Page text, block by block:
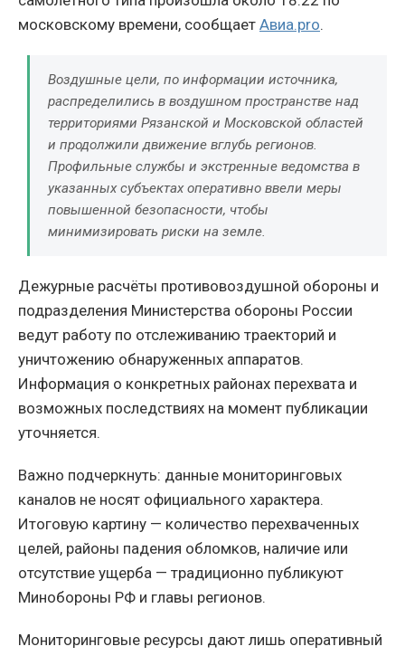
московскому времени, сообщает Авиа.pro.
Воздушные цели, по информации источника,
распределились в воздушном пространстве над
территориями Рязанской и Московской областей
и продолжили движение вглубь регионов.
Профильные службы и экстренные ведомства в
указанных субъектах оперативно ввели меры
повышенной безопасности, чтобы
минимизировать риски на земле.
Дежурные расчёты противовоздушной обороны и
подразделения Министерства обороны России
ведут работу по отслеживанию траекторий и
уничтожению обнаруженных аппаратов.
Информация о конкретных районах перехвата и
возможных последствиях на момент публикации
уточняется.
Важно подчеркнуть: данные мониторинговых
каналов не носят официального характера.
Итоговую картину — количество перехваченных
целей, районы падения обломков, наличие или
отсутствие ущерба — традиционно публикуют
Минобороны РФ и главы регионов.
Мониторинговые ресурсы дают лишь оперативный